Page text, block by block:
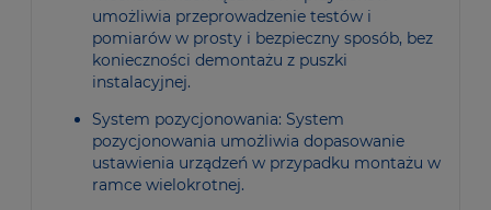
umożliwia przeprowadzenie testów i
pomiarów w prosty i bezpieczny sposób, bez
konieczności demontażu z puszki
instalacyjnej.
System pozycjonowania: System
pozycjonowania umożliwia dopasowanie
ustawienia urządzeń w przypadku montażu w
ramce wielokrotnej.